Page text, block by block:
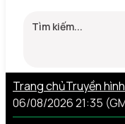
Trang chủTruyền hình
06/08/2026 21:35